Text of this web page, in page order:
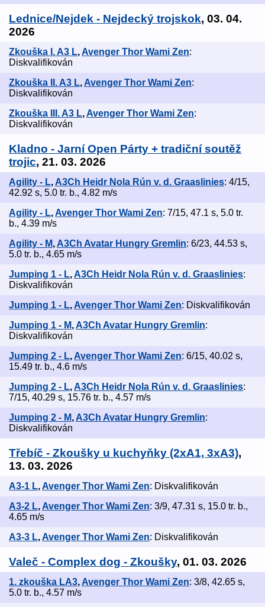
Lednice/Nejdek - Nejdecký trojskok, 03. 04.
2026
Zkouška I. A3 L,Avenger Thor Wami Zen:
Diskvalifikován
Zkouška II. A3 L, Avenger Thor Wami Zen:
Diskvalifikován
Zkouška III. A3 L,Avenger Thor Wami Zen:
Diskvalifikován
Kladno - Jarní Open Párty + tradiční soutěž
trojic, 21. 03. 2026
Agility - L, A3Ch Heidr Nola Rún v. d. Graaslinies: 4/15,
42.92 s, 5.0 tr. b., 4.82 m/s
Agility - L,Avenger Thor Wami Zen: 7/15, 47.1 s, 5.0 tr.
b., 4.39 m/s
Agility - M, A3Ch Avatar Hungry Gremlin: 6/23, 44.53 s,
5.0 tr. b., 4.65 m/s
Jumping 1 - L,A3Ch Heidr Nola Rún v. d. Graaslinies:
Diskvalifikován
Jumping 1 - L, Avenger Thor Wami Zen: Diskvalifikován
Jumping 1 - M,A3Ch Avatar Hungry Gremlin:
Diskvalifikován
Jumping 2 - L, Avenger Thor Wami Zen: 6/15, 40.02 s,
15.49 tr. b., 4.6 m/s
Jumping 2 - L,A3Ch Heidr Nola Rún v. d. Graaslinies:
7/15, 40.29 s, 15.76 tr. b., 4.57 m/s
Jumping 2 - M, A3Ch Avatar Hungry Gremlin:
Diskvalifikován
Třebíč - Zkoušky u kuchyňky (2xA1, 3xA3),
13. 03. 2026
A3-1 L,Avenger Thor Wami Zen: Diskvalifikován
A3-2 L, Avenger Thor Wami Zen: 3/9, 47.31 s, 15.0 tr. b.,
4.65 m/s
A3-3 L,Avenger Thor Wami Zen: Diskvalifikován
Valeč - Complex dog - Zkoušky, 01. 03. 2026
1. zkouška LA3, Avenger Thor Wami Zen: 3/8, 42.65 s,
5.0 tr. b., 4.57 m/s